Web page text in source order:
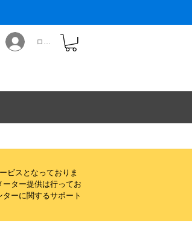
ログイン
ビスとなっておりま
ター提供は行ってお
ーに関するサポート